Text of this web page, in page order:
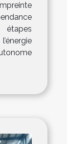
étapes